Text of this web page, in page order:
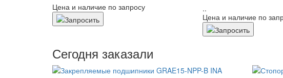
Цена и наличие по запросу
..
Цена и наличие по
Сегодня заказали